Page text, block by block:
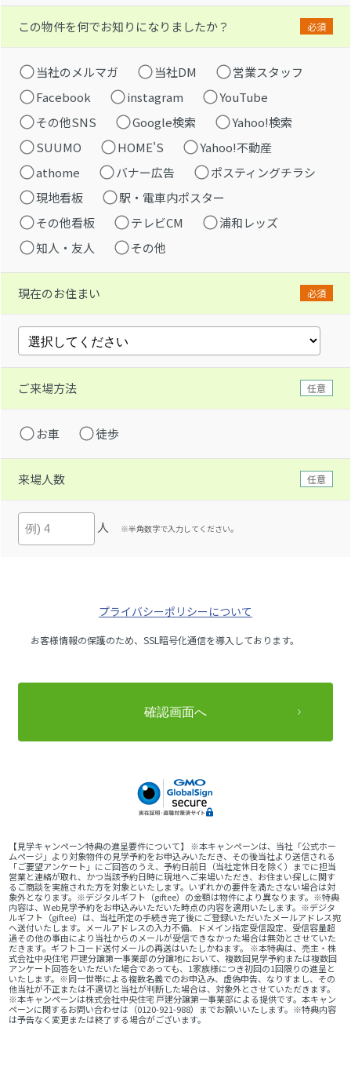
この物件を何でお知りになりましたか？ 必須
当社のメルマガ 当社DM
営業スタッフ
Facebook
instagram
YouTube
その他SNS
Google検索
Yahoo!検索
SUUMO
HOME'S
Yahoo!不動産
athome
バナー広告
ポスティングチラシ
現地看板
駅・電車内ポスター
その他看板
テレビCM
浦和レッズ
知人・友人
その他
現在のお住まい 必須
ご来場方法 任意
お車 徒歩
来場人数 任意
人 ※半角数字で入力してください。
プライバシーポリシーについて
お客様情報の保護のため、SSL暗号化通信を導入しております。
【見学キャンペーン特典の進呈要件について】 ※本キャンペーンは、当社「公式ホー
ムページ」より対象物件の見学予約をお申込みいただき、その後当社より送信される
「ご要望アンケート」にご回答のうえ、予約日前日（当社定休日を除く）までに担当
営業と連絡が取れ、かつ当該予約日時に現地へご来場いただき、お住まい探しに関す
るご商談を実施された方を対象といたします。いずれかの要件を満たさない場合は対
象外となります。※デジタルギフト（giftee）の金額は物件により異なります。※特典
内容は、Web見学予約をお申込みいただいた時点の内容を適用いたします。※デジタ
ルギフト（giftee）は、当社所定の手続き完了後にご登録いただいたメールアドレス宛
へ送付いたします。メールアドレスの入力不備、ドメイン指定受信設定、受信容量超
過その他の事由により当社からのメールが受信できなかった場合は無効とさせていた
だきます。ギフトコード送付メールの再送はいたしかねます。 ※本特典は、売主・株
式会社中央住宅 戸建分譲第一事業部の分譲地において、複数回見学予約または複数回
アンケート回答をいただいた場合であっても、1家族様につき初回の1回限りの進呈と
いたします。※同一世帯による複数名義でのお申込み、虚偽申告、なりすまし、その
他当社が不正または不適切と当社が判断した場合は、対象外とさせていただきます。
※本キャンペーンは株式会社中央住宅 戸建分譲第一事業部による提供です。本キャン
ペーンに関するお問い合わせは（0120-921-988）までお願いいたします。※特典内容
は予告なく変更または終了する場合がございます。